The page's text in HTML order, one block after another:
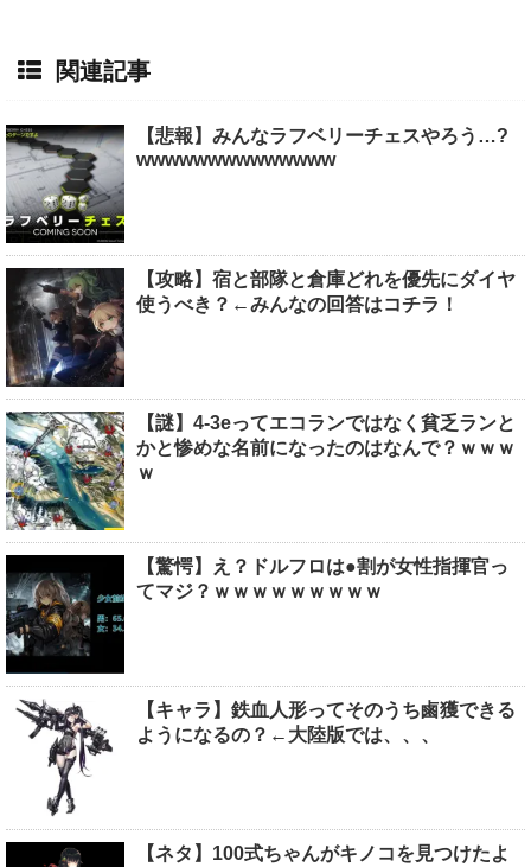
関連記事
【悲報】みんなラフベリーチェスやろう…?
wwwwwwwwwwwwww
【攻略】宿と部隊と倉庫どれを優先にダイヤ
使うべき？←みんなの回答はコチラ！
【謎】4-3eってエコランではなく貧乏ランと
かと惨めな名前になったのはなんで？ｗｗｗ
ｗ
【驚愕】え？ドルフロは●割が女性指揮官っ
てマジ？ｗｗｗｗｗｗｗｗｗ
【キャラ】鉄血人形ってそのうち鹵獲できる
ようになるの？←大陸版では、、、
【ネタ】100式ちゃんがキノコを見つけたよ